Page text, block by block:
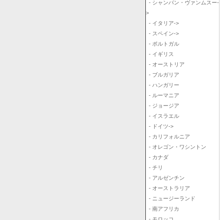
- シャンパン・ヴァンムスー-
>
- イタリア->
- スペイン->
- ポルトガル
- イギリス
- オーストリア
- ブルガリア
- ハンガリー
- ルーマニア
- ジョージア
- イスラエル
- ドイツ->
- カリフォルニア
- オレゴン・ワシントン
- カナダ
- チリ
- アルゼンチン
- オーストラリア
- ニュージーランド
- 南アフリカ